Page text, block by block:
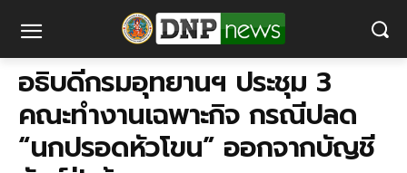
อธิบดีกรมอุทยานฯ ประชุม 3
คณะทำงานเฉพาะกิจ กรณีปลด
“นกปรอดหัวโขน” ออกจากบัญชี